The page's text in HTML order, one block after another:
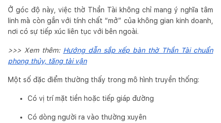
Ở góc độ này, việc thờ Thần Tài không chỉ mang ý nghĩa tâm
linh mà còn gắn với tính chất “mở” của không gian kinh doanh,
nơi có sự tiếp xúc liên tục với bên ngoài.
>>> Xem thêm: Hướng dẫn sắp xếp bàn thờ Thần Tài chuẩn
phong thủy, tăng tài vận
Một số đặc điểm thường thấy trong mô hình truyền thống:
Có vị trí mặt tiền hoặc tiếp giáp đường
Có dòng người ra vào thường xuyên